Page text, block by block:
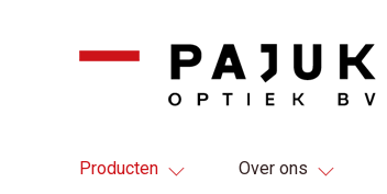
Producten Over ons